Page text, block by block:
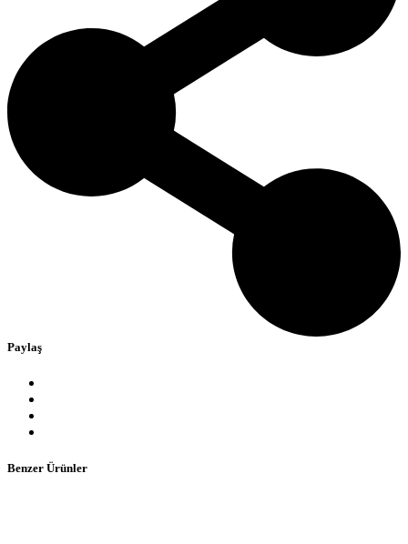
Paylaş
Benzer Ürünler